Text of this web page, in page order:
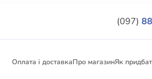
(097)
Оплата і доставкаПро магазинЯк